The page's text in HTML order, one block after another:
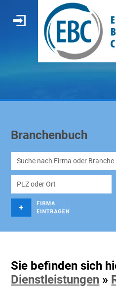
Branchenbuch
Sie befinden sich
Dienstleistungen »